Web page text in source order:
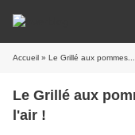
Accueil » Le Grillé aux
Le Grillé aux
l'air !